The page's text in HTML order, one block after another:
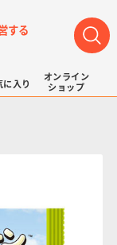
する
ドラゴンボール
ポケモンキッズ
に入り
オンライン
ショップ